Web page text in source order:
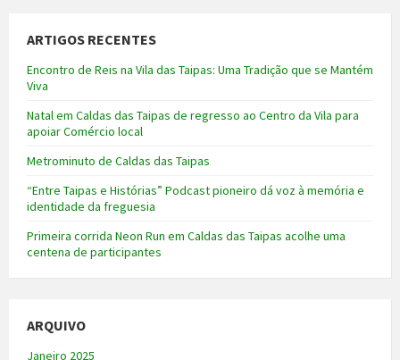
ARTIGOS RECENTES
Encontro de Reis na Vila das Taipas: Uma Tradição que se Mantém
Viva
Natal em Caldas das Taipas de regresso ao Centro da Vila para
apoiar Comércio local
Metrominuto de Caldas das Taipas
“Entre Taipas e Histórias” Podcast pioneiro dá voz à memória e
identidade da freguesia
Primeira corrida Neon Run em Caldas das Taipas acolhe uma
centena de participantes
ARQUIVO
Janeiro 2025